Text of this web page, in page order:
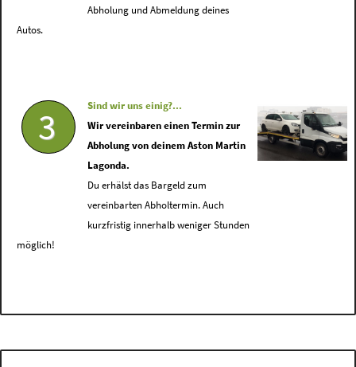
Abholung und Abmeldung deines
Autos.
3
Sind wir uns einig?...
Wir vereinbaren einen Termin zur
Abholung von deinem Aston Martin
Lagonda.
Du erhälst das Bargeld zum
vereinbarten Abholtermin. Auch
kurzfristig innerhalb weniger Stunden
möglich!